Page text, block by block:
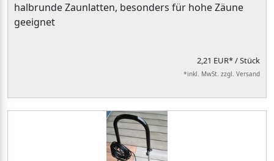
halbrunde Zaunlatten, besonders für hohe Zäune
geeignet
2,21 EUR*/ Stück
*inkl. MwSt. zzgl. Versand